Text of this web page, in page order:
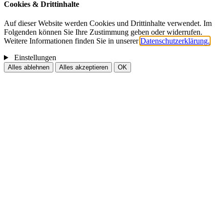
Cookies & Drittinhalte
Auf dieser Website werden Cookies und Drittinhalte verwendet. Im
Folgenden können Sie Ihre Zustimmung geben oder widerrufen.
Weitere Informationen finden Sie in unsererDatenschutzerklärung.
Einstellungen
Alles ablehnen Alles akzeptieren OK